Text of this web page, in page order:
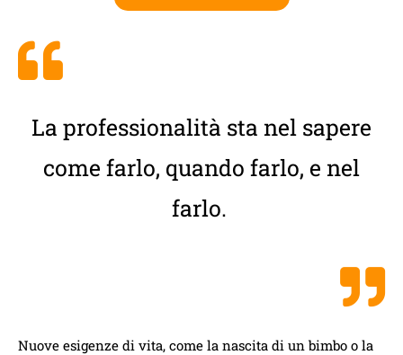
La professionalità sta nel sapere
come farlo, quando farlo, e nel
farlo.
Nuove esigenze di vita, come la nascita di un bimbo o la